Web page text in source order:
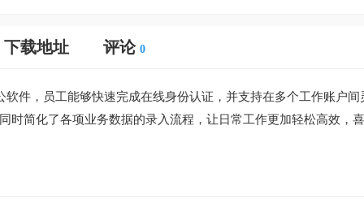
下载地址 评论 0
件，员工能够快速完成在线身份认证，并支持在多个工作账户间
时简化了各项业务数据的录入流程，让日常工作更加轻松高效，